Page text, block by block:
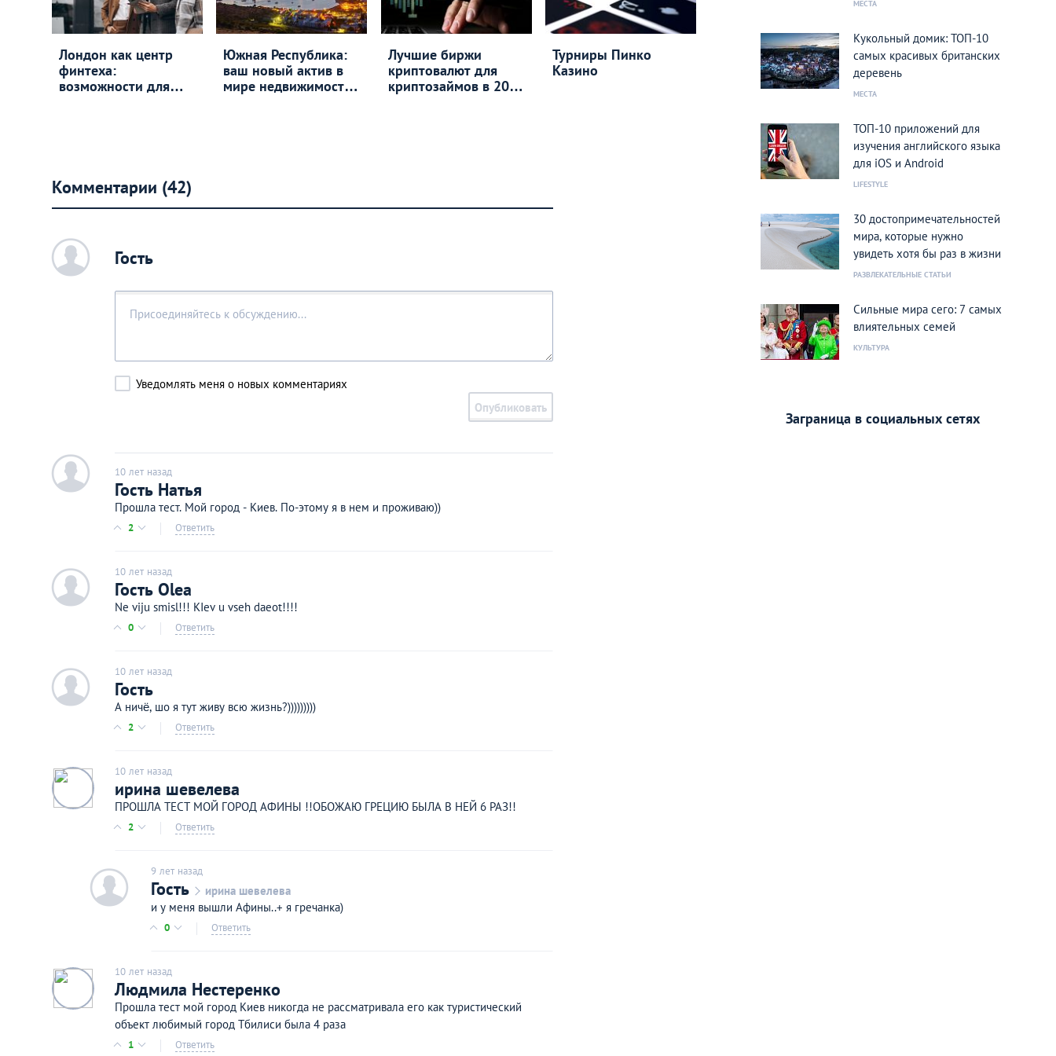
Лондон как центр
финтеха:
возможности для
Южная Республика:
ваш новый актив в
мире недвижимости
Лучшие биржи
криптовалют для
криптозаймов в 2026
Турниры Пинко
Казино
Комментарии (42)
c Гость
Уведомлять меня о новых комментариях
Опубликовать
c 10 лет назад
Гость Натья
Прошла тест. Мой город - Киев. По-этому я в нем и проживаю))
2 Ответить
c 10 лет назад
Гость Olea
Ne viju smisl!!! KIev u vseh daeot!!!!
0 Ответить
c 10 лет назад
Гость
А ничё, шо я тут живу всю жизнь?)))))))))
2 Ответить
10 лет назад
ирина шевелева
ПРОШЛА ТЕСТ МОЙ ГОРОД АФИНЫ !!ОБОЖАЮ ГРЕЦИЮ БЫЛА В НЕЙ 6 РАЗ!!
2 Ответить
c 9 лет назад
Гость
ирина шевелева
и у меня вышли Афины..+ я гречанка)
0 Ответить
10 лет назад
Людмила Нестеренко
Прошла тест мой город Киев никогда не рассматривала его как туристический
объект любимый город Тбилиси была 4 раза
1 Ответить
МЕСТА
Кукольный домик: ТОП-10
самых красивых британских
деревень
МЕСТА
ТОП-10 приложений для
изучения английского языка
для iOS и Android
LIFESTYLE
30 достопримечательностей
мира, которые нужно
увидеть хотя бы раз в жизни
РАЗВЛЕКАТЕЛЬНЫЕ СТАТЬИ
Сильные мира сего: 7 самых
влиятельных семей
КУЛЬТУРА
Заграница в социальных сетях